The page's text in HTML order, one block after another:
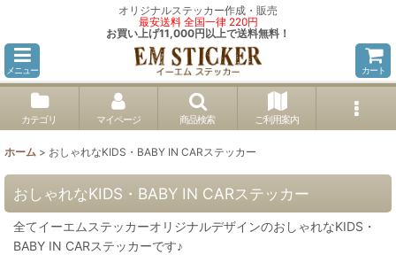
オリジナルステッカー作成・販売
最安送料 全国一律 220円
お買い上げ11,000円以上で送料無料！
メニュー カート
カテゴリ マイページ 商品検索 ご利用案内
ホーム > おしゃれなKIDS・BABY IN CARステッカー
おしゃれなKIDS・BABY IN CARステッカー
全てイーエムステッカーオリジナルデザインのおしゃれなKIDS・
BABY IN CARステッカーです♪